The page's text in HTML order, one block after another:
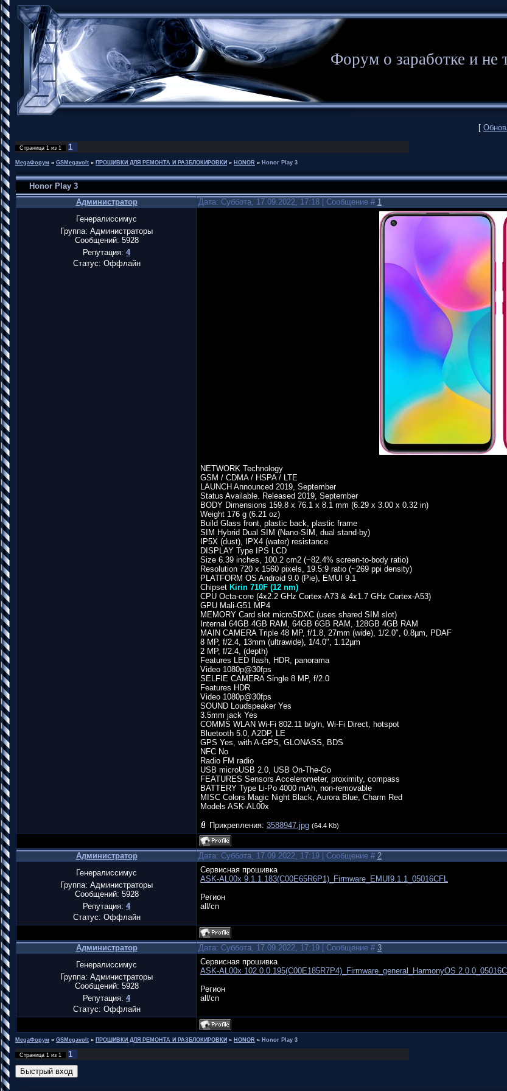
Форум о заработке и
[
Страница 1 из 1 1
MegaФорум » GSMegavolt » ПРОШИВКИ ДЛЯ РЕМОНТА И РАЗБЛОКИРОВКИ » HONOR » Honor Play 3
Honor Play 3
Администратор
Дата: Суббота, 17.09.2022, 17:18 | Сообщение # 1
Генералиссимус
Группа: Администраторы
Сообщений: 5928
Репутация: 4
Статус: Оффлайн
NETWORK Technology
GSM / CDMA / HSPA / LTE
LAUNCH Announced 2019, September
Status Available. Released 2019, September
BODY Dimensions 159.8 x 76.1 x 8.1 mm (6.29 x 3.00 x 0.32 in)
Weight 176 g (6.21 oz)
Build Glass front, plastic back, plastic frame
SIM Hybrid Dual SIM (Nano-SIM, dual stand-by)
IP5X (dust), IPX4 (water) resistance
DISPLAY Type IPS LCD
Size 6.39 inches, 100.2 cm2 (~82.4% screen-to-body ratio)
Resolution 720 x 1560 pixels, 19.5:9 ratio (~269 ppi density)
PLATFORM OS Android 9.0 (Pie), EMUI 9.1
Chipset Kirin 710F (12 nm)
CPU Octa-core (4x2.2 GHz Cortex-A73 & 4x1.7 GHz Cortex-A53)
GPU Mali-G51 MP4
MEMORY Card slot microSDXC (uses shared SIM slot)
Internal 64GB 4GB RAM, 64GB 6GB RAM, 128GB 4GB RAM
MAIN CAMERA Triple 48 MP, f/1.8, 27mm (wide), 1/2.0", 0.8µm, PDAF
8 MP, f/2.4, 13mm (ultrawide), 1/4.0", 1.12µm
2 MP, f/2.4, (depth)
Features LED flash, HDR, panorama
Video 1080p@30fps
SELFIE CAMERA Single 8 MP, f/2.0
Features HDR
Video 1080p@30fps
SOUND Loudspeaker Yes
3.5mm jack Yes
COMMS WLAN Wi-Fi 802.11 b/g/n, Wi-Fi Direct, hotspot
Bluetooth 5.0, A2DP, LE
GPS Yes, with A-GPS, GLONASS, BDS
NFC No
Radio FM radio
USB microUSB 2.0, USB On-The-Go
FEATURES Sensors Accelerometer, proximity, compass
BATTERY Type Li-Po 4000 mAh, non-removable
MISC Colors Magic Night Black, Aurora Blue, Charm Red
Models ASK-AL00x
Прикрепления: 3588947.jpg (64.4 Kb)
Администратор Дата: Суббота, 17.09.2022, 17:19 | Сообщение # 2
Генералиссимус
Группа: Администраторы
Сообщений: 5928
Репутация: 4
Статус: Оффлайн
Сервисная прошивка
ASK-AL00x 9.1.1.183(C00E65R6P1)_Firmware_EMUI9.1.1_05016CFL
Регион
all/cn
Администратор Дата: Суббота, 17.09.2022, 17:19 | Сообщение # 3
Генералиссимус
Группа: Администраторы
Сообщений: 5928
Репутация: 4
Статус: Оффлайн
Сервисная прошивка
ASK-AL00x 102.0.0.195(C00E185R7P4)_Firmware_general_HarmonyOS
Регион
all/cn
MegaФорум » GSMegavolt » ПРОШИВКИ ДЛЯ РЕМОНТА И РАЗБЛОКИРОВКИ » HONOR » Honor Play 3
Страница 1 из 1
1